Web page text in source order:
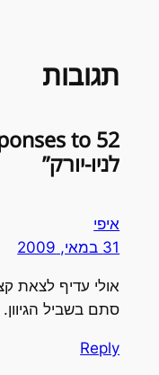
תגובות
לניו-יורק”
איפי
אולי עדיף לצאת
סתם בשביל הגיוון.
Reply